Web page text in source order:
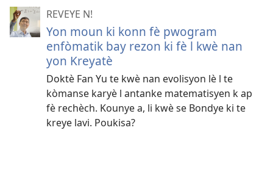
REVEYE N!
Yon moun ki konn fè pwogram
enfòmatik bay rezon ki fè l kwè nan
yon Kreyatè
Doktè Fan Yu te kwè nan evolisyon lè l te
kòmanse karyè l antanke matematisyen k ap
fè rechèch. Kounye a, li kwè se Bondye ki te
kreye lavi. Poukisa?